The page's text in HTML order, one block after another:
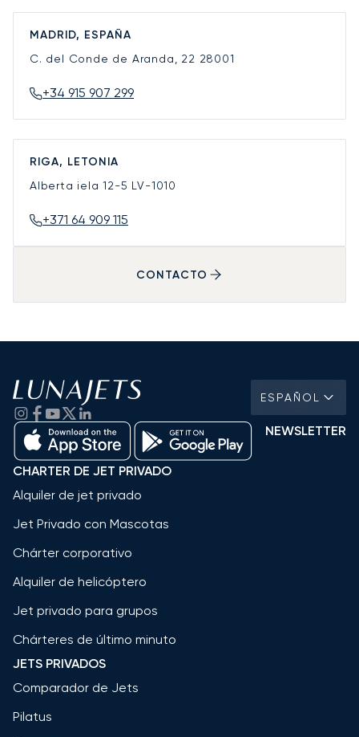
MADRID, ESPAÑA
C. del Conde de Aranda, 22 28001
+34 915 907 299
RIGA, LETONIA
Alberta iela 12-5 LV-1010
+371 64 909 115
CONTACTO
ESPAÑOL
NEWSLETTER
CHARTER DE JET PRIVADO
Alquiler de jet privado
Jet Privado con Mascotas
Chárter corporativo
Alquiler de helicóptero
Jet privado para grupos
Chárteres de último minuto
JETS PRIVADOS
Comparador de Jets
Pilatus